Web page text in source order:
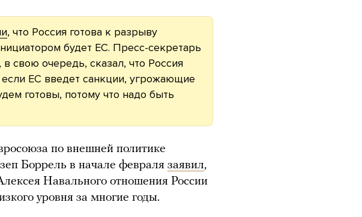
, что Россия готова к разрыву
будет ЕС. Пресс-секретарь
свою очередь, сказал, что Россия
ЕС введет санкции, угрожающие
готовы, потому что надо быть
по внешней политике
Боррель в начале февраля заявил,
Навального отношения России
уровня за многие годы.